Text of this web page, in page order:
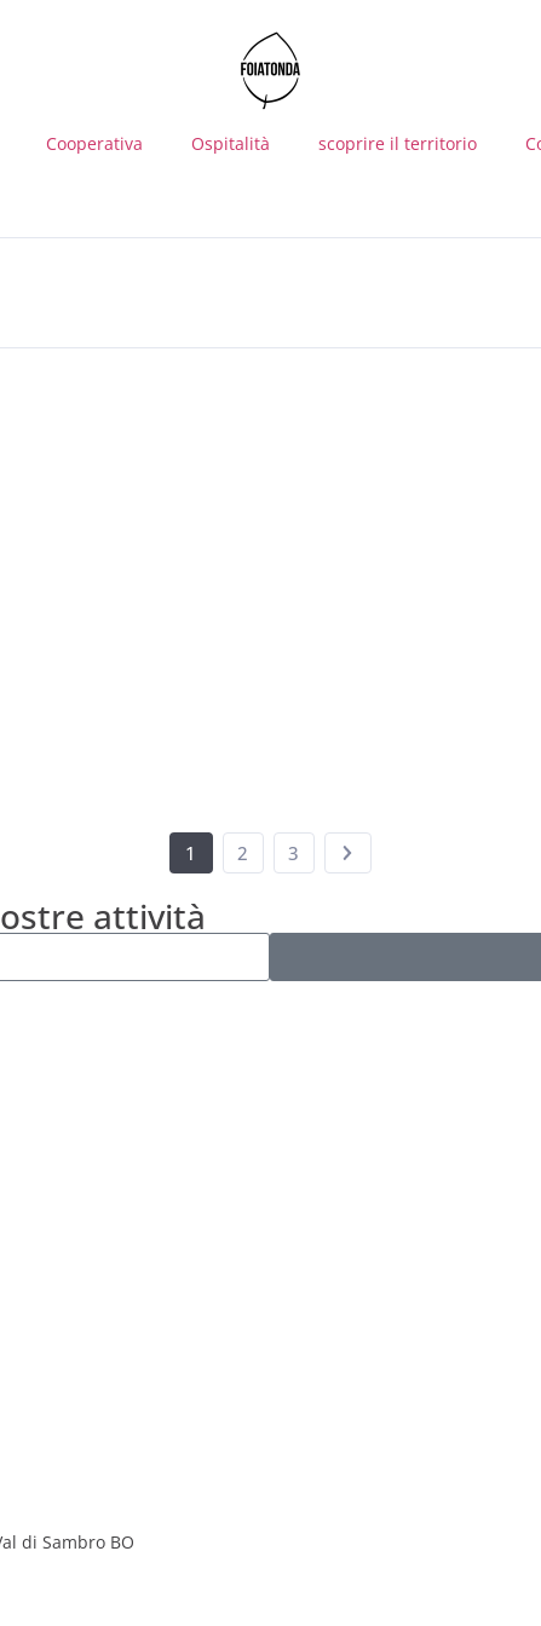
Cooperativa Ospitalità scoprire il territorio
1 2 3
attività
di Sambro BO